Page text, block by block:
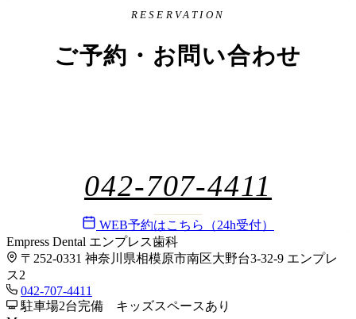
RESERVATION
ご予約・お問い合わせ
042-707-4411
WEB予約はこちら（24h受付）
Empress Dental エンプレス歯科
〒252-0331 神奈川県相模原市南区大野台3-32-9 エンプレ
ス2
042-707-4411
駐車場2台完備 キッズスペースあり